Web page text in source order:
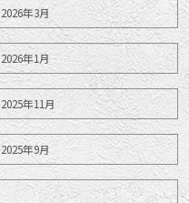
2026年3月
2026年1月
2025年11月
2025年9月